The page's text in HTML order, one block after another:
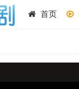
首页